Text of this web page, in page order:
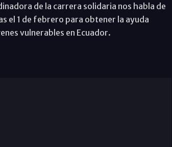
de la carrera solidaria nos habla de
el 1 de febrero para obtener la ayuda
vulnerables en Ecuador.